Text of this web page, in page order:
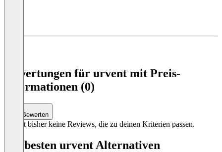
Bewertungen für urvent mit Preis-
Informationen (0)
Bewerten
Es gibt bisher keine Reviews, die zu deinen Kriterien passen.
Die besten urvent Alternativen